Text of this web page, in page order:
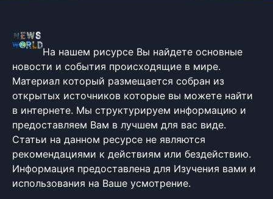
На нашем рисурсе Вы найдете основные
новости и события происходящие в мире.
Материал который размещается собран из
открытых источников которые вы можете найти
в интернете. Мы структурируем информацию и
предоставляем Вам в лучшем для вас виде.
Статьи на данном ресурсе не являются
рекомендациями к действиям или бездействию.
Информация предоставлена для Изучения вами и
использования на Ваше усмотрение.